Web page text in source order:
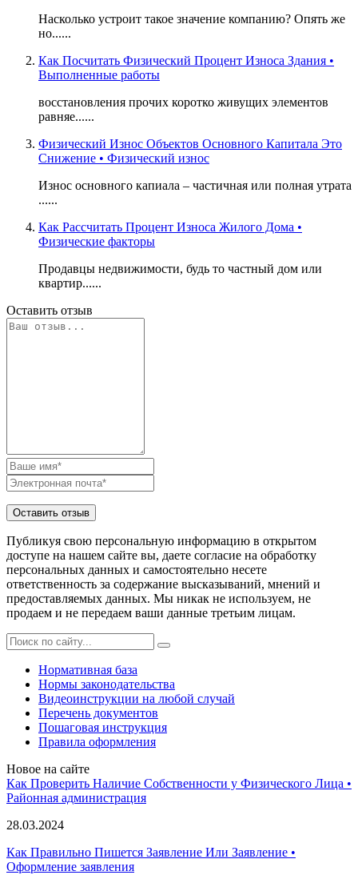
Насколько устроит такое значение компанию? Опять же
но......
Как Посчитать Физический Процент Износа Здания •
Выполненные работы
восстановления прочих коротко живущих элементов
равняе......
Физический Износ Объектов Основного Капитала Это
Снижение • Физический износ
Износ основного капиала – частичная или полная утрата
......
Как Рассчитать Процент Износа Жилого Дома •
Физические факторы
Продавцы недвижимости, будь то частный дом или
квартир......
Оставить отзыв
Публикуя свою персональную информацию в открытом
доступе на нашем сайте вы, даете согласие на обработку
персональных данных и самостоятельно несете
ответственность за содержание высказываний, мнений и
предоставляемых данных. Мы никак не используем, не
продаем и не передаем ваши данные третьим лицам.
Нормативная база
Нормы законодательства
Видеоинструкции на любой случай
Перечень документов
Пошаговая инструкция
Правила оформления
Новое на сайте
Как Проверить Наличие Собственности у Физического Лица •
Paйoннaя aдминиcтpaция
28.03.2024
Как Правильно Пишется Заявление Или Заявление •
Оформление заявления